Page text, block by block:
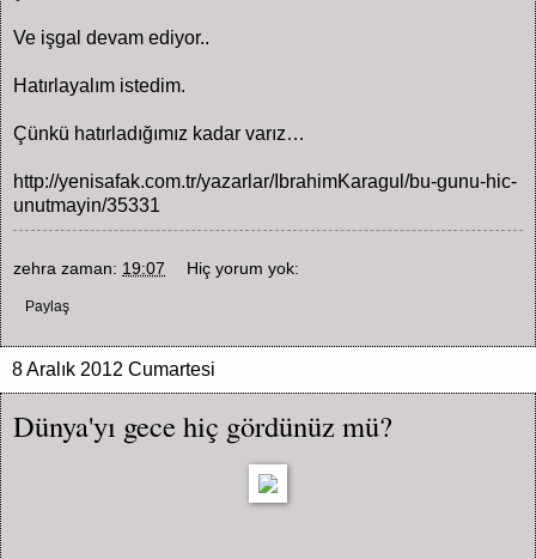
Ve işgal devam ediyor..
Hatırlayalım istedim.
Çünkü hatırladığımız kadar varız…
http://yenisafak.com.tr/yazarlar/IbrahimKaragul/bu-gunu-hic-
unutmayin/35331
zehra zaman: 19:07 Hiç yorum yok:
Paylaş
8 Aralık 2012 Cumartesi
Dünya'yı gece hiç gördünüz mü?